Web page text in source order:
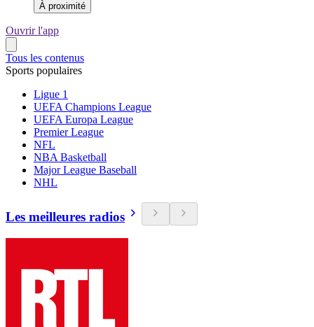
À proximité
Ouvrir l'app
Tous les contenus
Sports populaires
Ligue 1
UEFA Champions League
UEFA Europa League
Premier League
NFL
NBA Basketball
Major League Baseball
NHL
Les meilleures radios